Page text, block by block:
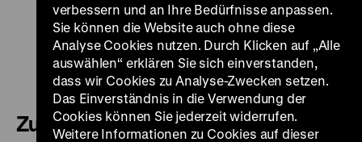
Zur Sammlung
verbessern und an Ihre Bedürfnisse anpassen.
Sie können die Website auch ohne diese
Analyse Cookies nutzen. Durch Klicken auf „Alle
auswählen“ erklären Sie sich einverstanden,
dass wir Cookies zu Analyse-Zwecken setzen.
Das Einverständnis in die Verwendung der
Cookies können Sie jederzeit widerrufen.
Weitere Informationen zu Cookies auf dieser